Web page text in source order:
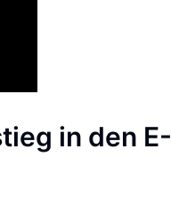
in den E-